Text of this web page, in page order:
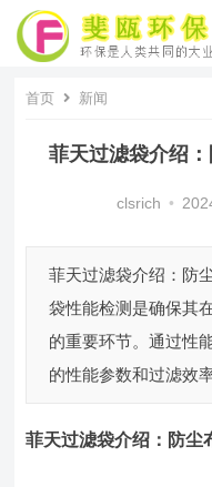
首页 新闻
菲天过滤袋介绍
clsrich •
菲天过滤袋介绍：防
袋性能检测是确保其
的重要环节。通过性
的性能参数和过滤效
菲天过滤袋介绍： 防尘